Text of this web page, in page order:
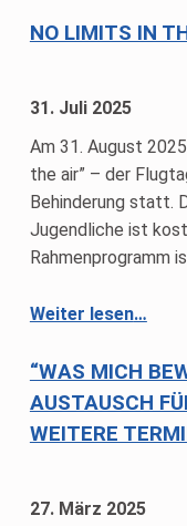
NO LIMITS IN
31. Juli 2025
Am 31. August
the air” – der
Behinderung statt.
Jugendliche ist
Rahmenprogramm
Weiter lesen…
“WAS MICH
AUSTAUSCH
WEITERE
27. März 2025